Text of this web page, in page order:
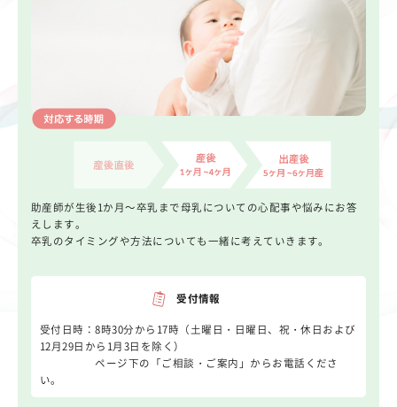
助産師が生後1か月～卒乳まで母乳についての心配事や悩みにお答
えします。
卒乳のタイミングや方法についても一緒に考えていきます。
受付情報
受付日時：8時30分から17時（土曜日・日曜日、祝・休日および
12月29日から1月3日を除く）
ページ下の「ご相談・ご案内」からお電話くださ
い。